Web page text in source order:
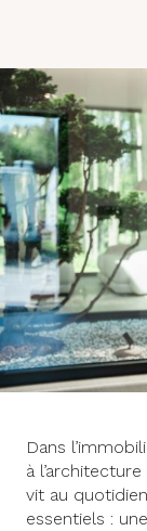
Dans
à
vit au
essentiels :